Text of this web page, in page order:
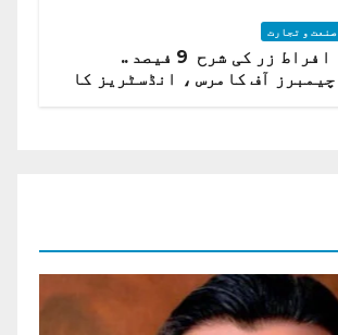
صنعت و تجارت
افراط زر کی شرح 9 فیصد ..
چیمبرز آف کامرس ، انڈسٹریز کا